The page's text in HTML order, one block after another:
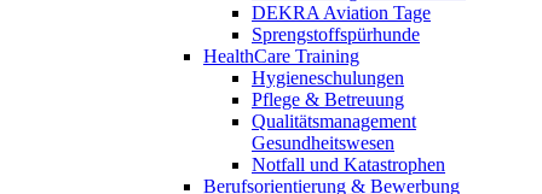
DEKRA Aviation Tage
Sprengstoffspürhunde
HealthCare Training
Hygieneschulungen
Pflege & Betreuung
Qualitätsmanagement
Gesundheitswesen
Notfall und Katastrophen
Berufsorientierung & Bewerbung